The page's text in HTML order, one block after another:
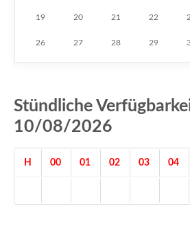
19 20 21 22
26 27 28 29
Stündliche
10/08/2026
H 00 01 02 03 04